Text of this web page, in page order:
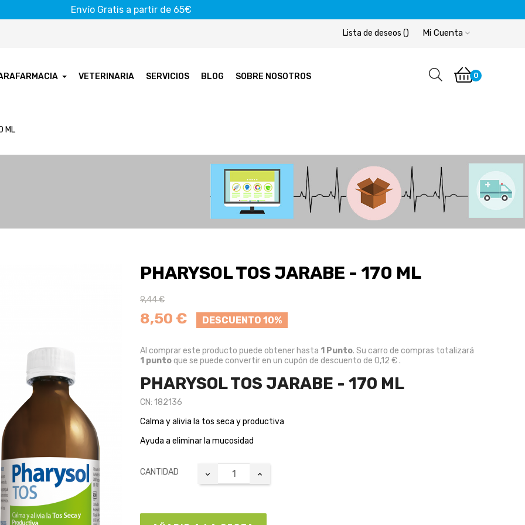
Envío Gratis a partir de 65€
Mi Cuenta
Lista de deseos ()
VETERINARIA SERVICIOS BLOG SOBRE NOSOTROS 0
ML
PHARYSOL TOS JARABE - 170 ML
9,44 €
8,50 € DESCUENTO 10%
Al comprar este producto puede obtener hasta 1 Punto. Su carro de compras totalizará
1 puntoque se puede convertir en un cupón de descuento de 0,12 €.
PHARYSOL TOS JARABE - 170 ML
CN: 182136
Calma y alivia la tos seca y productiva
Ayuda a eliminar la mucosidad
CANTIDAD